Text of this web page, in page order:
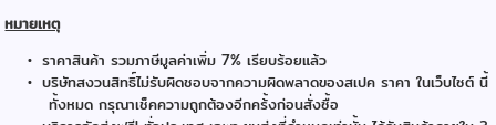
หมายเหตุ
ราคาสินค้า รวมภาษีมูลค่าเพิ่ม 7% เรียบร้อยแล้ว
บริษัทสงวนสิทธิ์ไม่รับผิดชอบจากความผิดพลาดของสเปค ราคา ในเว็บไซต์ นี้
ทั้งหมด กรุณาเช็คความถูกต้องอีกคร้้งก่อนสั่งซื้อ